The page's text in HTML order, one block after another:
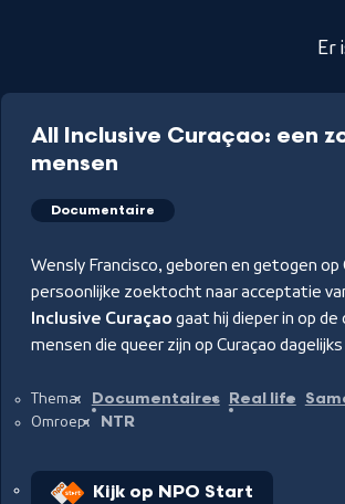
Er
All Inclusive Curaçao: een
mensen
Documentaire
Wensly Francisco, geboren en getogen
persoonlijke zoektocht naar acceptatie
Inclusive Curaçao gaat hij dieper in op
mensen die queer zijn op Curaçao
Thema: Documentaires Real life
Omroep: NTR
Kijk op NPO Start